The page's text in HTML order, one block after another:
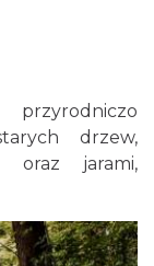
drzew,
oraz jarami,